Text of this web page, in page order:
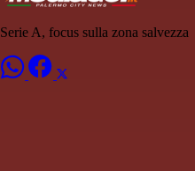
Serie A, focus sulla zona salvezza